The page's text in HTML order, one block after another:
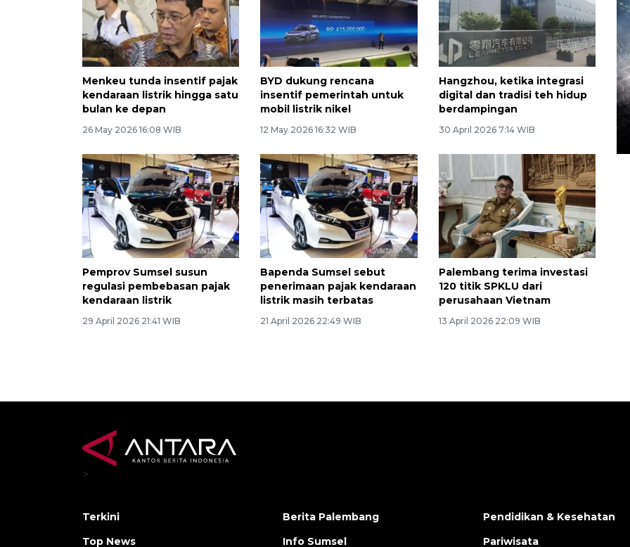
Menkeu tunda insentif pajak
kendaraan listrik hingga satu
bulan ke depan
26 May 2026 16:08 WIB
BYD dukung rencana
insentif pemerintah untuk
mobil listrik nikel
12 May 2026 16:32 WIB
Hangzhou, ketika integrasi
digital dan tradisi teh hidup
berdampingan
30 April 2026 7:14 WIB
Pemprov Sumsel susun
regulasi pembebasan pajak
kendaraan listrik
29 April 2026 21:41 WIB
Bapenda Sumsel sebut
penerimaan pajak kendaraan
listrik masih terbatas
21 April 2026 22:49 WIB
Palembang terima investasi
120 titik SPKLU dari
perusahaan Vietnam
13 April 2026 22:09 WIB
Alokasi anggaran untuk bibit
kopi arabika Gayo
15 June 2026 11:15 WIB
>
Terkini
Top News
Berita Palembang
Info Sumsel
Pendidikan & Kesehatan
Pariwisata